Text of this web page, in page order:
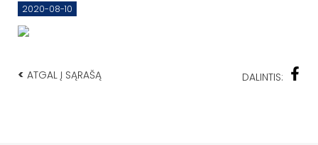
2020-08-10
< ATGAL Į SĄRAŠĄ DALINTIS: